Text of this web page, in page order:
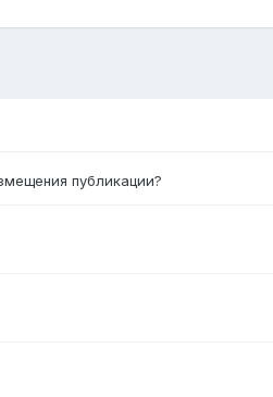
публикации?